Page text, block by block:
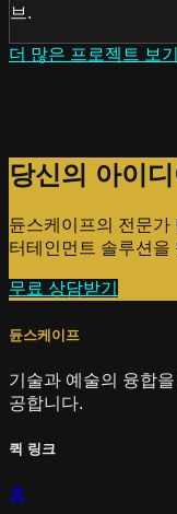
브.
더 많은 프로젝트 보기
당신의 아이
듄스케이프의 전문가
터테인먼트 솔루션을
무료 상담받기
듄스케이프
기술과 예술의 융합
공합니다.
퀵 링크
홈